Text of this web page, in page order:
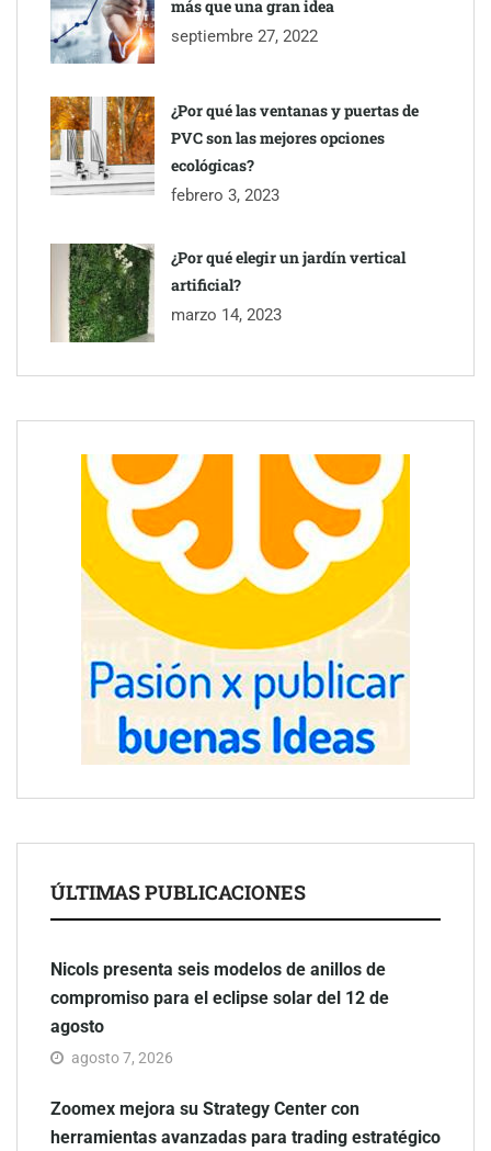
más que una gran idea
septiembre 27, 2022
¿Por qué las ventanas y puertas de
PVC son las mejores opciones
ecológicas?
febrero 3, 2023
¿Por qué elegir un jardín vertical
artificial?
marzo 14, 2023
ÚLTIMAS PUBLICACIONES
Nicols presenta seis modelos de anillos de
compromiso para el eclipse solar del 12 de
agosto
agosto 7, 2026
Zoomex mejora su Strategy Center con
herramientas avanzadas para trading estratégico